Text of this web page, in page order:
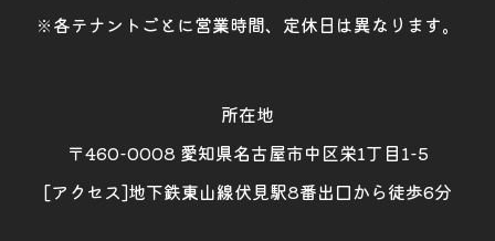
※各テナントごとに営業時間、定休日は異なります。
所在地
〒460-0008 愛知県名古屋市中区栄1丁目1-5
[アクセス]地下鉄東山線伏見駅8番出口から徒歩6分